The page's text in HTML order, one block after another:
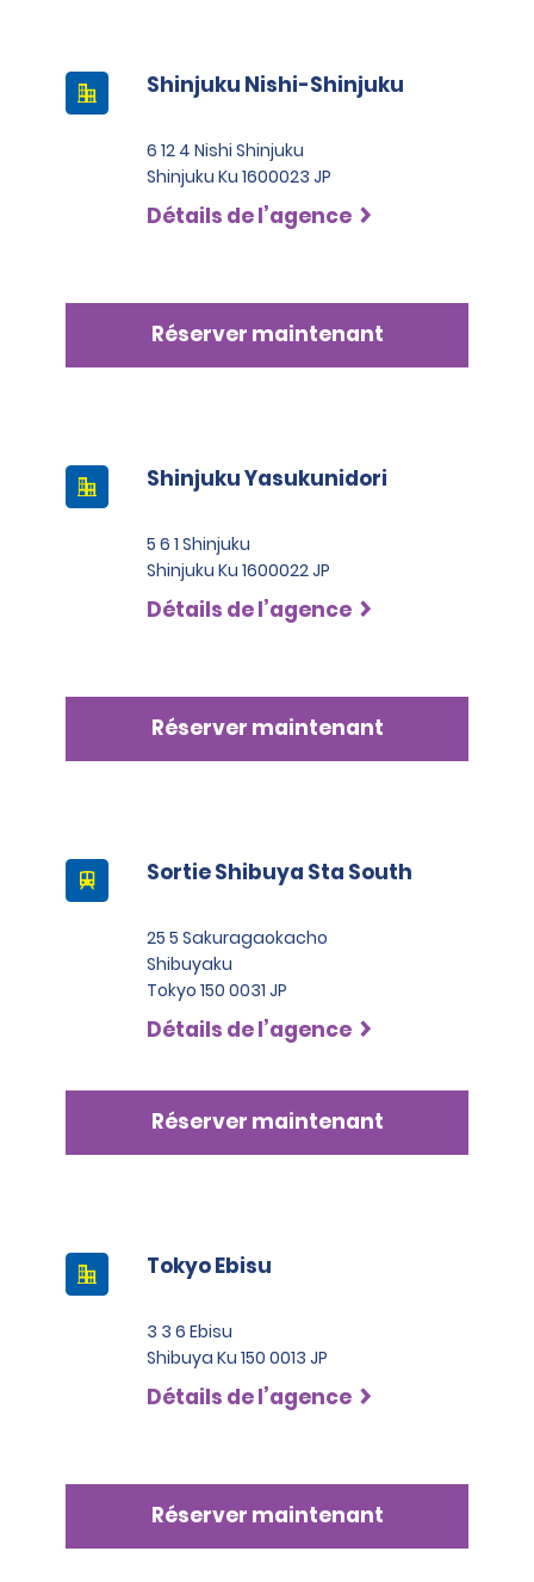
Shinjuku Nishi-Shinjuku
6 12 4 Nishi Shinjuku
Shinjuku Ku 1600023 JP
Détails de l’agence
Réserver maintenant
Shinjuku Yasukunidori
5 6 1 Shinjuku
Shinjuku Ku 1600022 JP
Détails de l’agence
Réserver maintenant
Sortie Shibuya Sta South
25 5 Sakuragaokacho
Shibuyaku
Tokyo 150 0031 JP
Détails de l’agence
Réserver maintenant
Tokyo Ebisu
3 3 6 Ebisu
Shibuya Ku 150 0013 JP
Détails de l’agence
Réserver maintenant